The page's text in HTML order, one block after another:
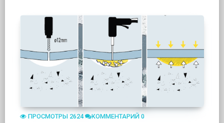
ПРОСМОТРЫ 2624 КОММЕНТАРИЙ 0